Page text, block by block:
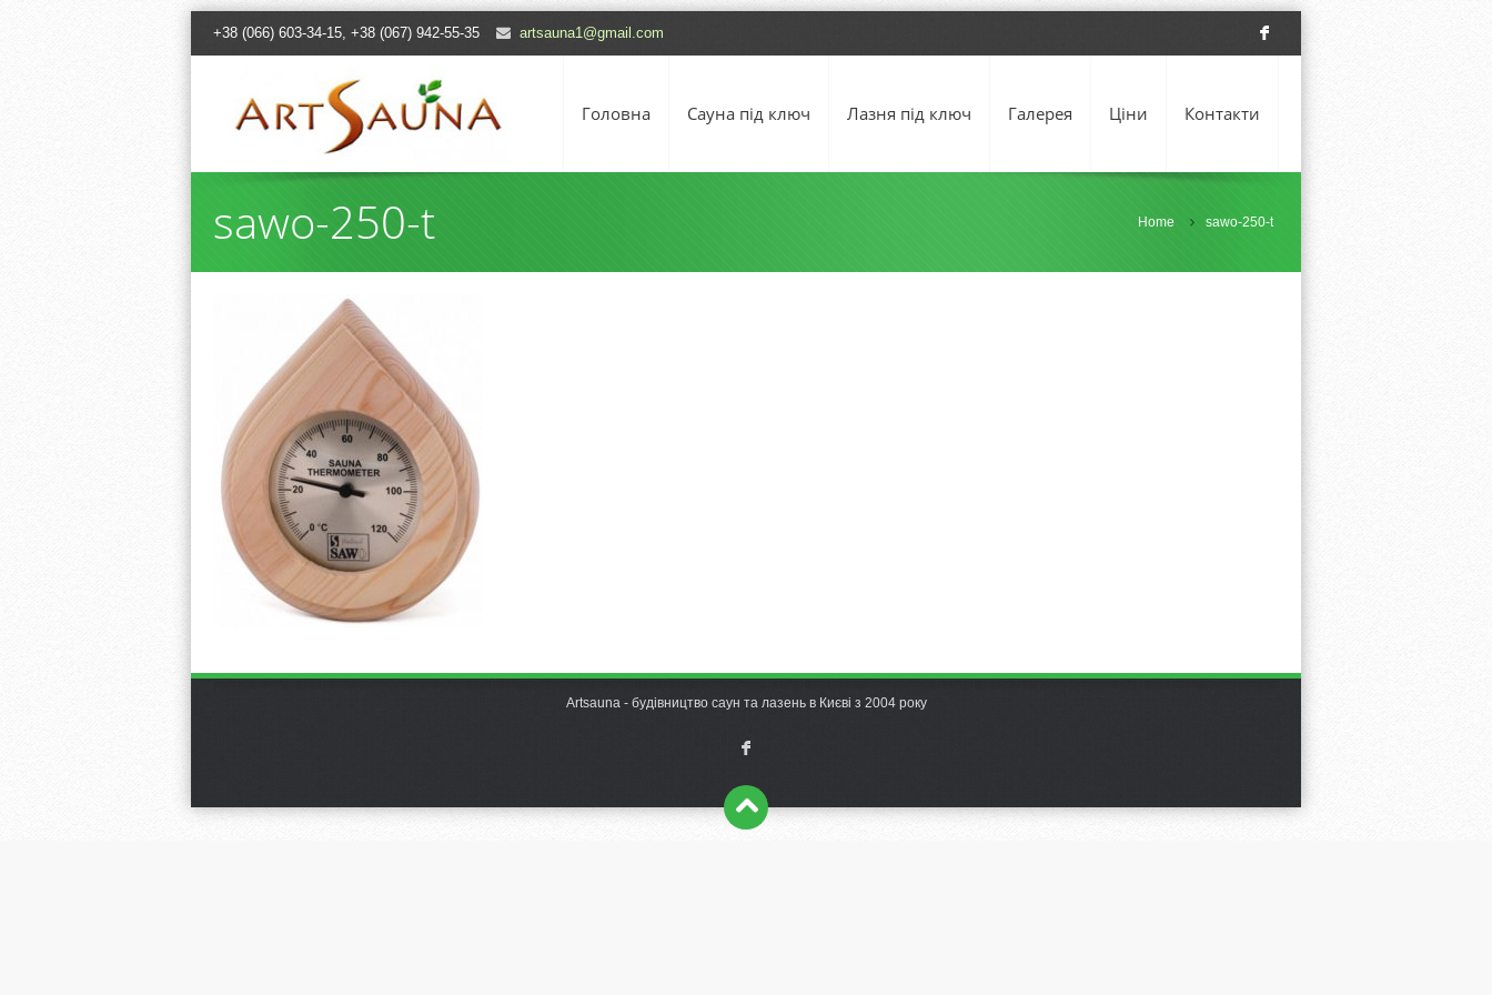
F
+38 (066) 603-34-15, +38 (067) 942-55-35 artsauna1@gmail.com
Головна Сауна під ключ Лазня під ключ Галерея Ціни Контакти
sawo-250-t Home sawo-250-t
Artsauna - будівництво саун та лазень в Києві з 2004 року
F